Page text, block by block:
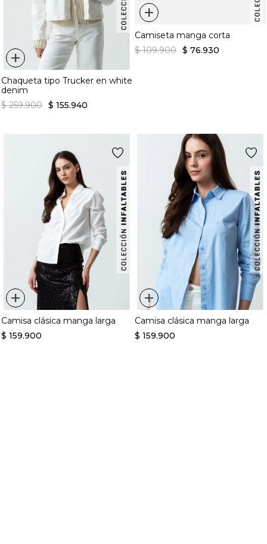
+
Chaqueta tipo Trucker en white
denim
$ 259.900 $ 155.940
+
Camiseta manga corta
$ 109.900 $ 76.930
+
Camisa clásica manga larga
$ 159.900
+
Camisa clásica manga larga
$ 159.900